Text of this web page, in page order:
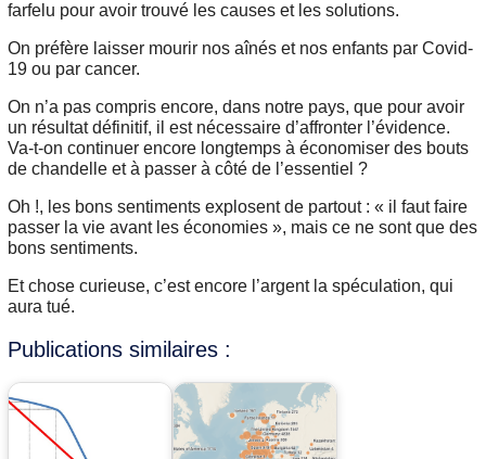
farfelu pour avoir trouvé les causes et les solutions.
On préfère laisser mourir nos aînés et nos enfants par Covid-
19 ou par cancer.
On n’a pas compris encore, dans notre pays, que pour avoir
un résultat définitif, il est nécessaire d’affronter l’évidence.
Va-t-on continuer encore longtemps à économiser des bouts
de chandelle et à passer à côté de l’essentiel ?
Oh !, les bons sentiments explosent de partout : « il faut faire
passer la vie avant les économies », mais ce ne sont que des
bons sentiments.
Et chose curieuse, c’est encore l’argent la spéculation, qui
aura tué.
Publications similaires :